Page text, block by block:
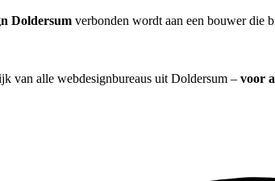
Doldersum verbonden wordt aan een bouwer die
van alle webdesignbureaus uit Doldersum – voor